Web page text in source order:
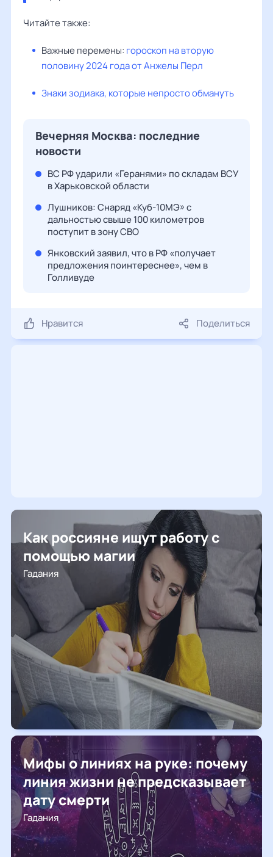
Читайте также:
Важные перемены: гороскоп на вторую
половину 2024 года от Анжелы Перл
Знаки зодиака, которые непросто обмануть
Вечерняя Москва: последние
новости
ВС РФ ударили «Геранями» по складам ВСУ
в Харьковской области
Лушников: Снаряд «Куб-10МЭ» с
дальностью свыше 100 километров
поступит в зону СВО
Янковский заявил, что в РФ «получает
предложения поинтереснее», чем в
Голливуде
Нравится Поделиться
Как россияне ищут работу с
помощью магии
Гадания
Мифы о линиях на руке: почему
линия жизни не предсказывает
дату смерти
Гадания